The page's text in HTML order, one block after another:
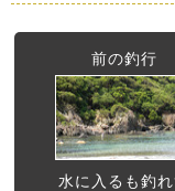
前の釣行
水に入るも釣